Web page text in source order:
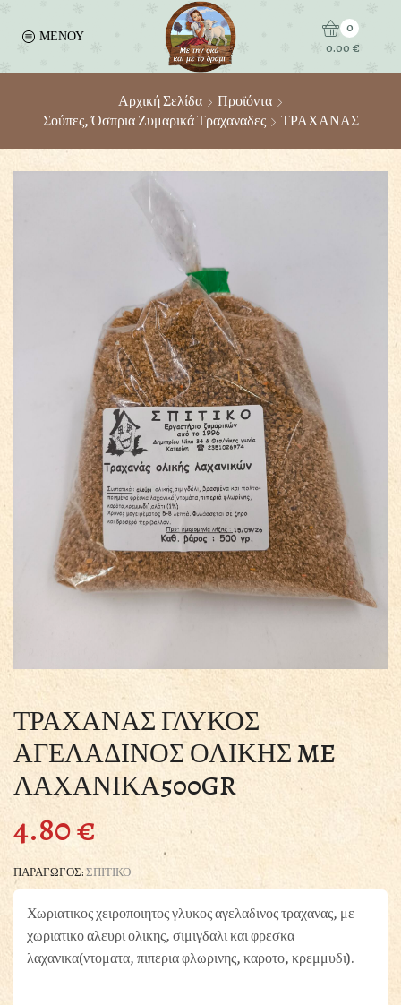
ΜΕΝΟΥ
0
0.00€
Αρχική Σελίδα
Προϊόντα
Σούπες, Όσπρια Ζυμαρικά Τραχαναδες
ΤΡΑΧΑΝΑΣ
ΤΡΑΧΑΝΑΣ ΓΛΥΚΟΣ
ΑΓΕΛΑΔΙΝΟΣ ΟΛΙΚΗΣ ME
ΛΑΧΑΝΙΚΑ500GR
4.80€
ΠΑΡΑΓΩΓΟΣ:ΣΠΙΤΙΚΟ
Χωριατικος χειροποιητος γλυκος αγελαδινος τραχανας, με
χωριατικο αλευρι ολικης, σιμιγδαλι και φρεσκα
λαχανικα(ντοματα, πιπερια φλωρινης, καροτο, κρεμμυδι).